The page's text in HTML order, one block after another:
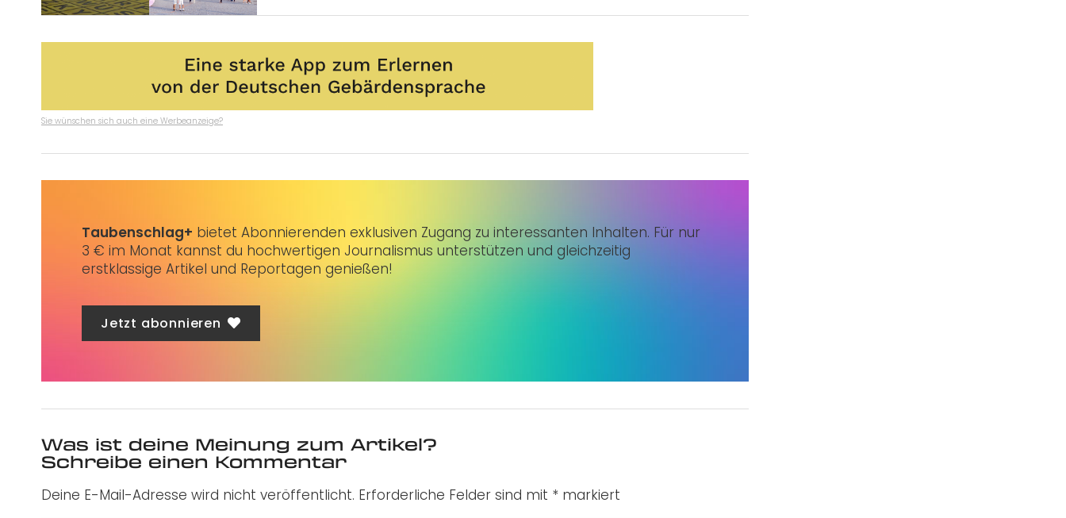
Sie wünschen sich auch eine Werbeanzeige?
Taubenschlag+ bietet Abonnierenden exklusiven Zugang zu interessanten Inhalten. Für nur
3 € im Monat kannst du hochwertigen Journalismus unterstützen und gleichzeitig
erstklassige Artikel und Reportagen genießen!
Jetzt abonnieren
Was ist deine Meinung zum Artikel?
Schreibe einen Kommentar
Deine E-Mail-Adresse wird nicht veröffentlicht. Erforderliche Felder sind mit * markiert